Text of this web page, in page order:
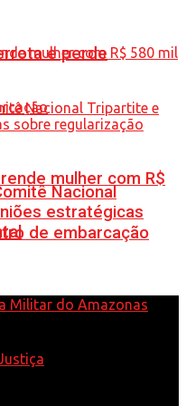
mulher com R$
de embarcação
e perde
Nacional
estratégicas